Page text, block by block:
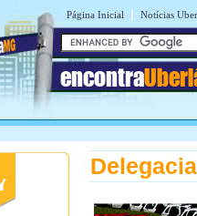
Página Inicial | Notícias
encontra